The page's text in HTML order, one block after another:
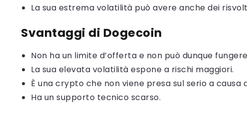
La sua estrema volatilità può avere anche dei
Svantaggi di Dogecoin
Non ha un limite d’offerta e non può dunque
La sua elevata volatilità espone a rischi maggiori.
È una crypto che non viene presa sul serio a causa
Ha un supporto tecnico scarso.